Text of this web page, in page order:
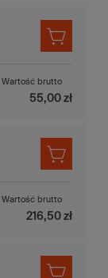
Wartość brutto
55,00 zł
Wartość brutto
216,50 zł